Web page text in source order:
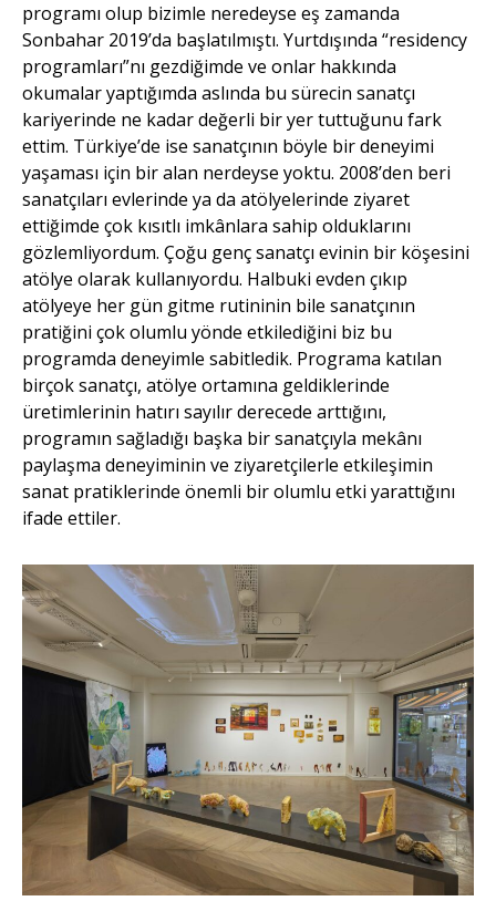
programı olup bizimle neredeyse eş zamanda
Sonbahar 2019’da başlatılmıştı. Yurtdışında “residency
programları”nı gezdiğimde ve onlar hakkında
okumalar yaptığımda aslında bu sürecin sanatçı
kariyerinde ne kadar değerli bir yer tuttuğunu fark
ettim. Türkiye’de ise sanatçının böyle bir deneyimi
yaşaması için bir alan nerdeyse yoktu. 2008’den beri
sanatçıları evlerinde ya da atölyelerinde ziyaret
ettiğimde çok kısıtlı imkânlara sahip olduklarını
gözlemliyordum. Çoğu genç sanatçı evinin bir köşesini
atölye olarak kullanıyordu. Halbuki evden çıkıp
atölyeye her gün gitme rutininin bile sanatçının
pratiğini çok olumlu yönde etkilediğini biz bu
programda deneyimle sabitledik. Programa katılan
birçok sanatçı, atölye ortamına geldiklerinde
üretimlerinin hatırı sayılır derecede arttığını,
programın sağladığı başka bir sanatçıyla mekânı
paylaşma deneyiminin ve ziyaretçilerle etkileşimin
sanat pratiklerinde önemli bir olumlu etki yarattığını
ifade ettiler.